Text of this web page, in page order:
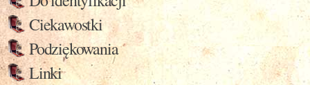
Ciekawostki
Podziękowania
Linki